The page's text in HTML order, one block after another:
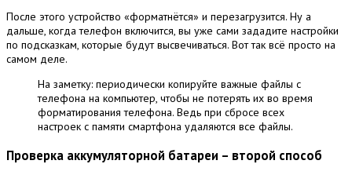
После этого устройство «форматнётся» и перезагрузится. Ну а
дальше, когда телефон включится, вы уже сами зададите настройки
по подсказкам, которые будут высвечиваться. Вот так всё просто на
самом деле.
На заметку: периодически копируйте важные файлы с
телефона на компьютер, чтобы не потерять их во время
форматирования телефона. Ведь при сбросе всех
настроек с памяти смартфона удаляются все файлы.
Проверка аккумуляторной батареи – второй способ